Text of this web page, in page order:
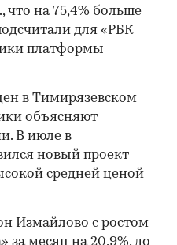
что на 75,4% больше
для «РБК
платформы
в Тимирязевском
объясняют
В июле в
новый проект
средней ценой
Измайлово с ростом